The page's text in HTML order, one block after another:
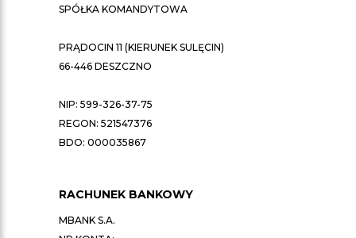
SPÓŁKA KOMANDYTOWA
PRĄDOCIN 11 (KIERUNEK SULĘCIN)
66-446 DESZCZNO
NIP: 599-326-37-75
REGON: 521547376
BDO: 000035867
RACHUNEK BANKOWY
MBANK S.A.